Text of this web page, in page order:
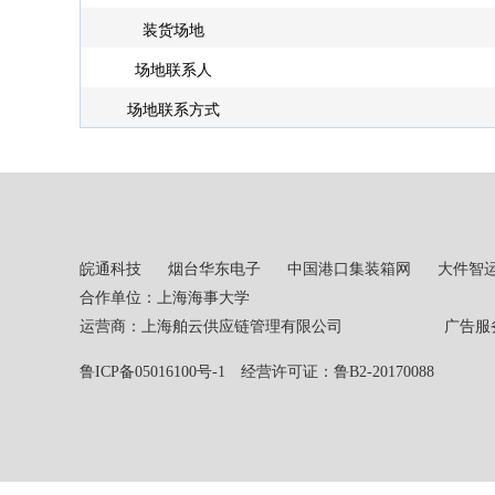
装货场地
场地联系人
场地联系方式
皖通科技 烟台华东电子 中国港口集装箱网
大件智
合作单位：上海海事大学
运营商：上海舶云供应链管理有限公司 广告服务热
鲁ICP备05016100号-1 经营许可证：鲁B2-20170088